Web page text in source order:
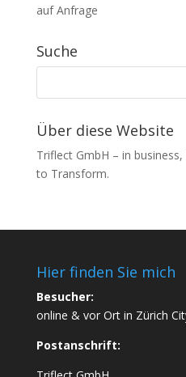
auf Anfrage
Suche
Über diese Website
Triflect GmbH – in
to Transform.
Hier finden Sie mich
Besucher:
online & vor Ort in Zürich
Postanschrift: